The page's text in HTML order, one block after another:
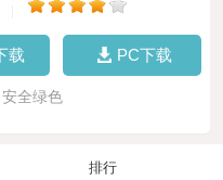
载 PC下载
全绿色
排行